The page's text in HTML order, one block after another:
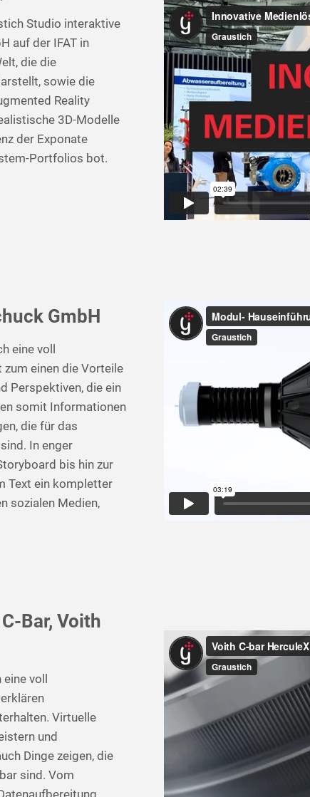
Studio interaktive
auf der IFAT in
die die
sowie die
Reality
3D-Modelle
der Exponate
Portfolios bot.
GmbH
eine voll
einen die Vorteile
Perspektiven, die ein
somit Informationen
die für das
In enger
bis hin zur
Text ein kompletter
sozialen Medien,
Bar, Voith
eine voll
Virtuelle
und
Dinge zeigen, die
sind. Vom